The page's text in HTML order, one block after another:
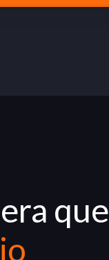
que